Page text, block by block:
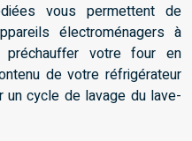
vous permettent de
électroménagers à
votre four en
de votre réfrigérateur
un cycle de lavage du lave-